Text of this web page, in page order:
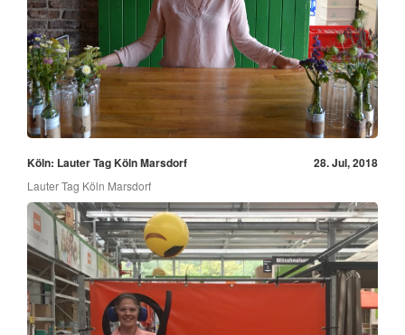
Köln: Lauter Tag Köln Marsdorf 28. Jul, 2018
Lauter Tag Köln Marsdorf